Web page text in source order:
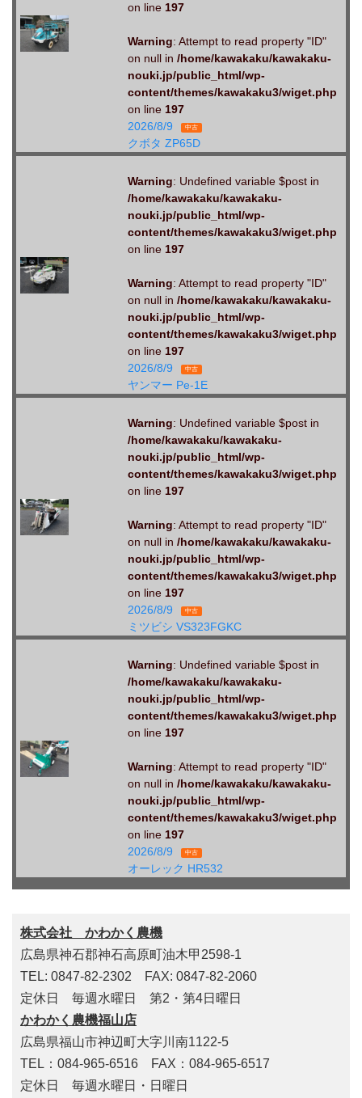
on line 197
Warning: Attempt to read property "ID"
on null in /home/kawakaku/kawakaku-
nouki.jp/public_html/wp-
content/themes/kawakaku3/wiget.php
on line 197
2026/8/9
中古
クボタ ZP65D
Warning: Undefined variable $post in
/home/kawakaku/kawakaku-
nouki.jp/public_html/wp-
content/themes/kawakaku3/wiget.php
on line 197
Warning: Attempt to read property "ID"
on null in /home/kawakaku/kawakaku-
nouki.jp/public_html/wp-
content/themes/kawakaku3/wiget.php
on line 197
2026/8/9
中古
ヤンマー Pe-1E
Warning: Undefined variable $post in
/home/kawakaku/kawakaku-
nouki.jp/public_html/wp-
content/themes/kawakaku3/wiget.php
on line 197
Warning: Attempt to read property "ID"
on null in /home/kawakaku/kawakaku-
nouki.jp/public_html/wp-
content/themes/kawakaku3/wiget.php
on line 197
2026/8/9
中古
ミツビシ VS323FGKC
Warning: Undefined variable $post in
/home/kawakaku/kawakaku-
nouki.jp/public_html/wp-
content/themes/kawakaku3/wiget.php
on line 197
Warning: Attempt to read property "ID"
on null in /home/kawakaku/kawakaku-
nouki.jp/public_html/wp-
content/themes/kawakaku3/wiget.php
on line 197
2026/8/9
中古
オーレック HR532
株式会社 かわかく農機
広島県神石郡神石高原町油木甲2598-1
TEL: 0847-82-2302 FAX: 0847-82-2060
定休日 毎週水曜日 第2・第4日曜日
かわかく農機福山店
広島県福山市神辺町大字川南1122-5
TEL：084-965-6516 FAX：084-965-6517
定休日 毎週水曜日・日曜日